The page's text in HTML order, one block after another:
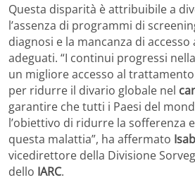
Questa disparità è attribuibile a
l’assenza di programmi di
diagnosi e la mancanza di
adeguati. “I continui progressi
un migliore accesso al
per ridurre il divario globale nel
garantire che tutti i Paesi del
l’obiettivo di ridurre la sofferenza
questa malattia”, ha affermato
vicedirettore della Divisione
dello IARC.